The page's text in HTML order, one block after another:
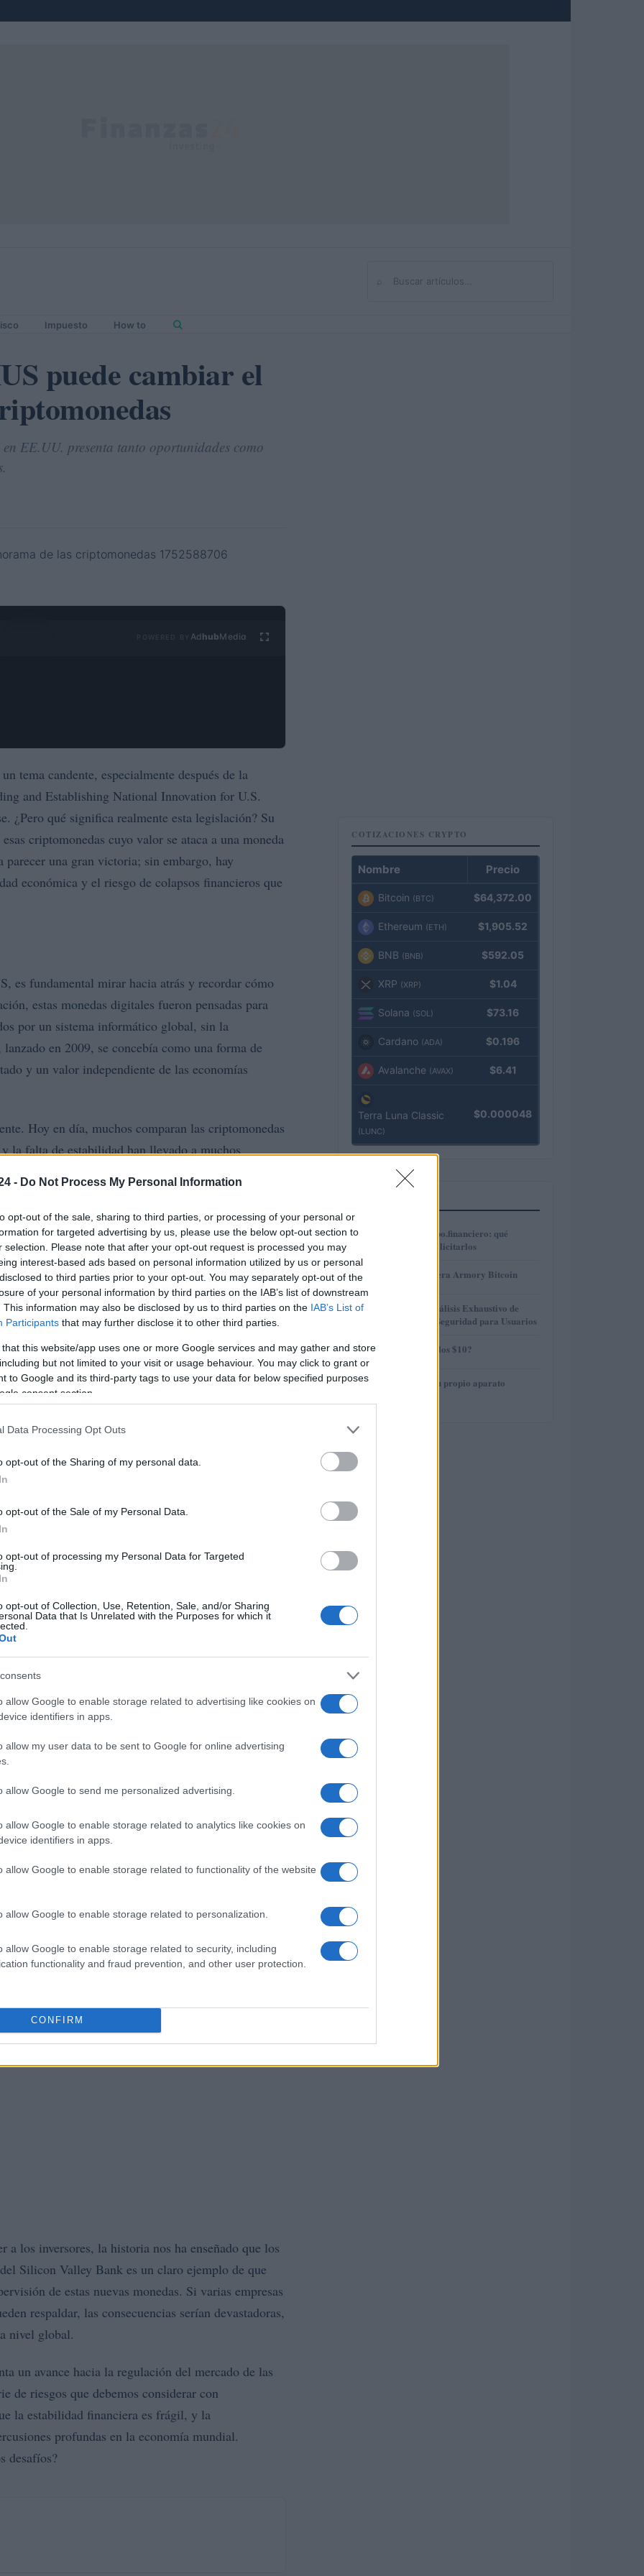
- Do Not Process My Personal Information
opt-out of the sale, sharing to third parties, or processing of your personal or
for targeted advertising by us, please use the below opt-out section to
selection. Please note that after your opt-out request is processed you may
interest-based ads based on personal information utilized by us or personal
to third parties prior to your opt-out. You may separately opt-out of the
of your personal information by third parties on the IAB’s list of downstream
This information may also be disclosed by us to third parties on the IAB’s List of
Participants that may further disclose it to other third parties.
that this website/app uses one or more Google services and may gather and store
but not limited to your visit or usage behaviour. You may click to grant or
to Google and its third-party tags to use your data for below specified purposes
consent section.
Data Processing Opt Outs
opt-out of the Sharing of my personal data.
opt-out of the Sale of my Personal Data.
opt-out of processing my Personal Data for Targeted
opt-out of Collection, Use, Retention, Sale, and/or Sharing
Data that Is Unrelated with the Purposes for which it
allow Google to enable storage related to advertising like cookies on
identifiers in apps.
allow my user data to be sent to Google for online advertising
allow Google to send me personalized advertising.
allow Google to enable storage related to analytics like cookies on
identifiers in apps.
allow Google to enable storage related to functionality of the website
allow Google to enable storage related to personalization.
allow Google to enable storage related to security, including
functionality and fraud prevention, and other user protection.
CONFIRM
Buscar
Impuesto How to
puede cambiar el
EE.UU. presenta tanto oportunidades como
Ad hubMedia
tema candente, especialmente después de la
and Establishing National Innovation for U.S.
¿Pero qué significa realmente esta legislación? Su
esas criptomonedas cuyo valor se ataca a una moneda
una gran victoria; sin embargo, hay
económica y el riesgo de colapsos financieros que
es fundamental mirar hacia atrás y recordar cómo
estas monedas digitales fueron pensadas para
por un sistema informático global, sin la
lanzado en 2009, se concebía como una forma de
y un valor independiente de las economías
Hoy en día, muchos comparan las criptomonedas
la falta de estabilidad han llevado a muchos
resultando en pérdidas significativas. Este
las stablecoins, que buscan ofrecer una
tradicionales.
del Sur, han demostrado que esa promesa de
en una moneda digital que, aunque parezca
Si una empresa emite su propia stablecoin
deben confiar en que la empresa podrá respaldar
de la stablecoin puede caer en picada,
de un casino. Mientras estén dentro del sistema,
cumple su promesa, los inversores quedan sin
proceso, no puede garantizar la seguridad total
grandes empresas como Amazon y Walmart
pasará entonces? Esto plantea preguntas
monedas. Si cada empresa tiene su propio token,
diferentes plataformas? La ausencia de un marco
estas stablecoins.
a los inversores, la historia nos ha enseñado que los
Silicon Valley Bank es un claro ejemplo de que
de estas nuevas monedas. Si varias empresas
respaldar, las consecuencias serían devastadoras,
nivel global.
un avance hacia la regulación del mercado de las
de riesgos que debemos considerar con
la estabilidad financiera es frágil, y la
profundas en la economía mundial.
desafíos?
COTIZACIONES CRYPTO
Nombre Precio
Bitcoin (BTC) $64,372.00
Ethereum (ETH) $1,905.52
BNB (BNB) $592.05
XRP (XRP) $1.04
Solana (SOL) $73.16
Cardano (ADA) $0.196
Avalanche (AVAX) $6.41
Terra Luna Classic
(LUNC)
$0.000048
1
Préstamos en Kubo.financiero: qué
ofrecen y cómo solicitarlos
2 Revisión de billetera Armory Bitcoin
3
Gana Crédito: Análisis Exhaustivo de
Funcionalidad y Seguridad para Usuarios
4 ¿AMP alcanzará los $10?
5 Cómo construir tu propio aparato